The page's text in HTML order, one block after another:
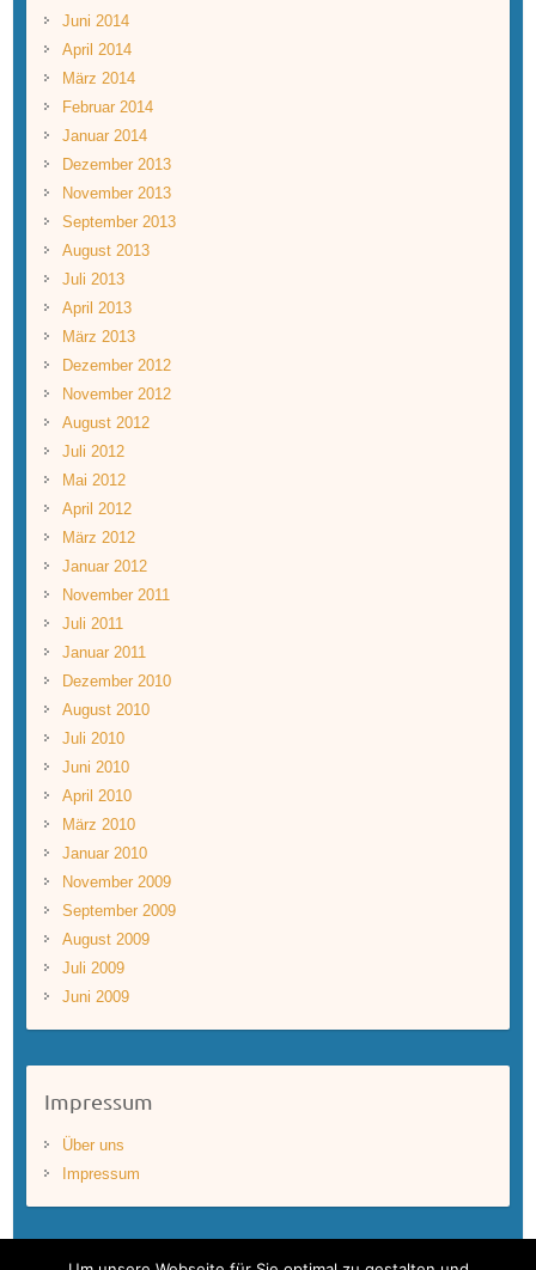
Juni 2014
April 2014
März 2014
Februar 2014
Januar 2014
Dezember 2013
November 2013
September 2013
August 2013
Juli 2013
April 2013
März 2013
Dezember 2012
November 2012
August 2012
Juli 2012
Mai 2012
April 2012
März 2012
Januar 2012
November 2011
Juli 2011
Januar 2011
Dezember 2010
August 2010
Juli 2010
Juni 2010
April 2010
März 2010
Januar 2010
November 2009
September 2009
August 2009
Juli 2009
Juni 2009
Impressum
Über uns
Impressum